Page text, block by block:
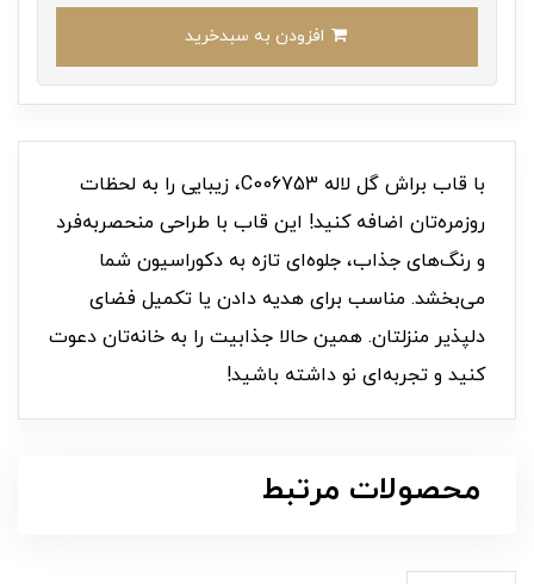
با قاب براش گل لاله C006753، زیبایی را به لحظات
روزمره‌تان اضافه کنید! این قاب با طراحی منحصربه‌فرد
و رنگ‌های جذاب، جلوه‌ای تازه به دکوراسیون شما
می‌بخشد. مناسب برای هدیه دادن یا تکمیل فضای
دلپذیر منزلتان. همین حالا جذابیت را به خانه‌تان دعوت
کنید و تجربه‌ای نو داشته باشید!
محصولات مرتبط